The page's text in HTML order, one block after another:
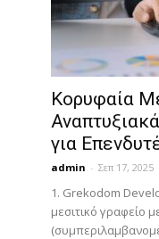
Κορυφαία
για
admin - Σεπ 17, 2025
1. Grekodom
μεσιτικό γραφείο